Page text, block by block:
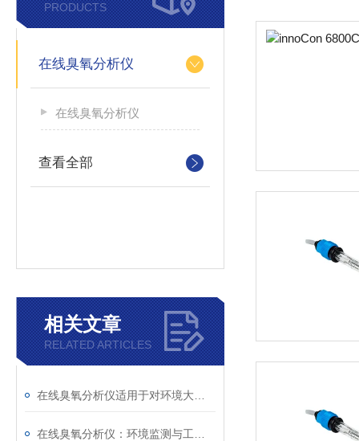
PRODUCTS
在线臭氧分析仪
在线臭氧分析仪
查看全部
相关文章
RELATED ARTICLES